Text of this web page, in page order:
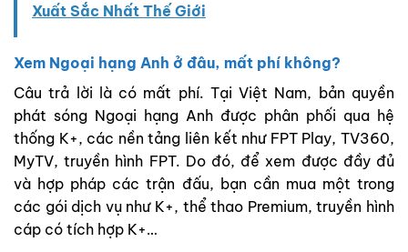
Xuất Sắc Nhất Thế Giới
Xem Ngoại hạng Anh ở đâu, mất phí không?
Câu trả lời là có mất phí. Tại Việt Nam, bản quyền
phát sóng Ngoại hạng Anh được phân phối qua hệ
thống K+, các nền tảng liên kết như FPT Play, TV360,
MyTV, truyền hình FPT. Do đó, để xem được đầy đủ
và hợp pháp các trận đấu, bạn cần mua một trong
các gói dịch vụ như K+, thể thao Premium, truyền hình
cáp có tích hợp K+…